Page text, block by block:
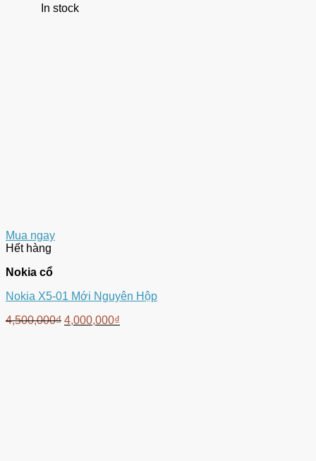
In stock
Mua ngay
Hết hàng
Nokia cổ
Nokia X5-01 Mới Nguyên Hộp
4,500,000₫ 4,000,000₫